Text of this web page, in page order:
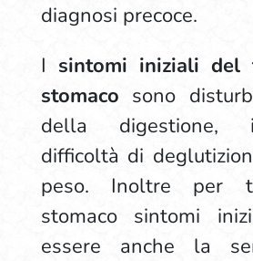
diagnosi precoce.
I sintomi iniziali del
stomaco sono
della digestione,
difficoltà di
peso. Inoltre per
stomaco sintomi
essere anche la